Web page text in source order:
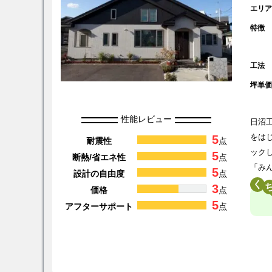
エリア
特徴
工法
坪単価
性能レビュー
耐震性 5点
断熱/省エネ性
5点
設計の自由度
5点
価格
3点
アフターサポート
5点
日沼
をは
ック
「み
く